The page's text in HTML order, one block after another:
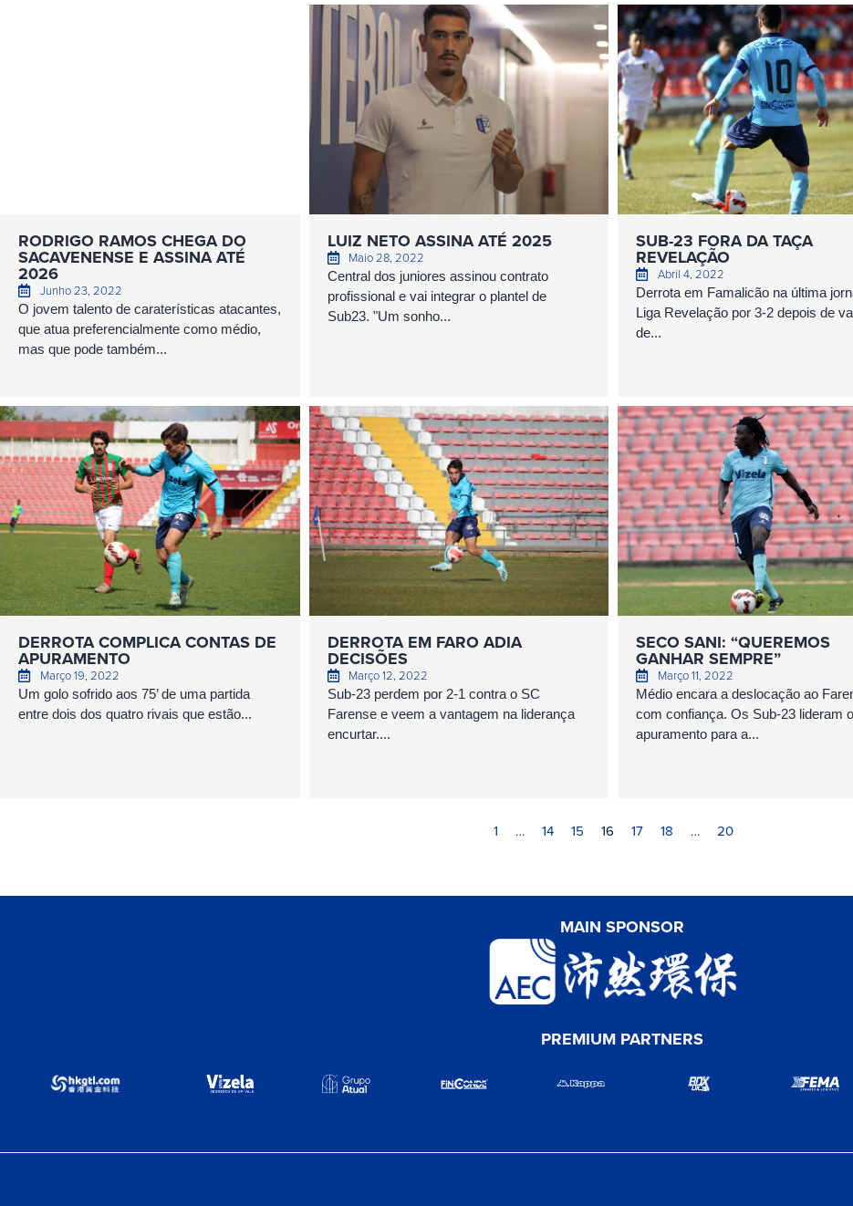
RODRIGO RAMOS CHEGA DO
SACAVENENSE E ASSINA ATÉ
2026
Junho 23, 2022
O jovem talento de caraterísticas atacantes,
que atua preferencialmente como médio,
mas que pode também...
LUIZ NETO ASSINA ATÉ 2025
Maio 28, 2022
Central dos juniores assinou contrato
profissional e vai integrar o plantel de
Sub23. "Um sonho...
SUB-23 FORA DA TAÇA
REVELAÇÃO
Abril 4, 2022
Derrota em Famalicão na última
Liga Revelação por 3-2 depois de
de...
DERROTA COMPLICA CONTAS DE
APURAMENTO
Março 19, 2022
Um golo sofrido aos 75’ de uma partida
entre dois dos quatro rivais que estão...
DERROTA EM FARO ADIA
DECISÕES
Março 12, 2022
Sub-23 perdem por 2-1 contra o SC
Farense e veem a vantagem na liderança
encurtar....
SECO SANI: “QUEREMOS
GANHAR SEMPRE”
Março 11, 2022
Médio encara a deslocação ao
com confiança. Os Sub-23 lideram o
apuramento para a...
1 … 14 15 16 17 18 … 20
MAIN SPONSOR
PREMIUM PARTNERS